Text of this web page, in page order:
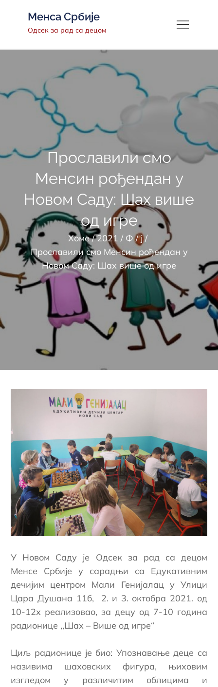
цонтент
Менса Србије
Одсек за рад са децом
Прославили смо
Менсин рођендан у
Новом Саду: Шах више
од игре
Хоме 2021 Ф
ј
Прославили смо Менсин рођендан у
Новом Саду: Шах више од игре
У Новом Саду је Одсек за рад са децом
Менсе Србије у сарадњи са Едукативним
дечијим центром Мали Генијалац у Улици
Цара Душана 11б, 2. и 3. октобра 2021. од
10-12х реализовао, за децу од 7-10 година
радионице ,,Шах – Више од игре“
Циљ радионице је био: Упознавање деце са
називима шаховских фигура, њиховим
изгледом у различитим облицима и